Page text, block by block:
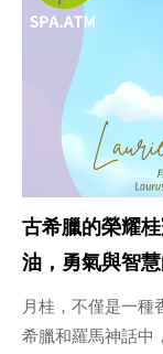
古希臘的榮耀
油，勇氣與智
月桂，不僅是一
希臘和羅馬神話中